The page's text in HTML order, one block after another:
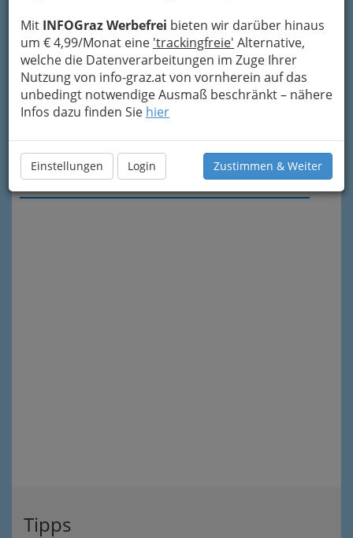
Mit INFOGraz Werbefrei bieten wir darüber hinaus
um € 4,99/Monat eine 'trackingfreie' Alternative,
welche die Datenverarbeitungen im Zuge Ihrer
Nutzung von info-graz.at von vornherein auf das
unbedingt notwendige Ausmaß beschränkt – nähere
Infos dazu finden Sie hier
Einstellungen Login Zustimmen & Weiter
Meine Nachricht senden
Tipps